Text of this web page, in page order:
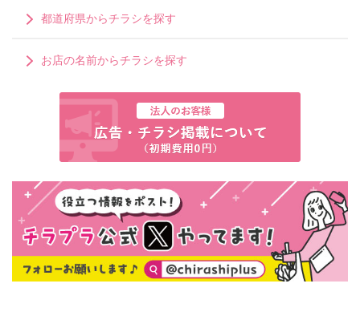
都道府県からチラシを探す
お店の名前からチラシを探す